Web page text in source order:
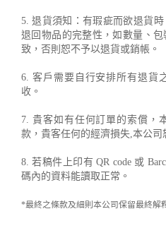
5. 退貨須知：有瑕疵而欲退貨
退回物品的完整性，如數量、
致，否則恕不予以退貨或銷帳。
6. 客戶需要自行安排所有退貨
收。
7. 貴客如有任何訂單的索償，
款，貴客任何的經濟損失,本公司
8. 若稿件上印有 QR code 或
碼內的資料能讀取正常。
*最終之條款及細則本公司保留最終解